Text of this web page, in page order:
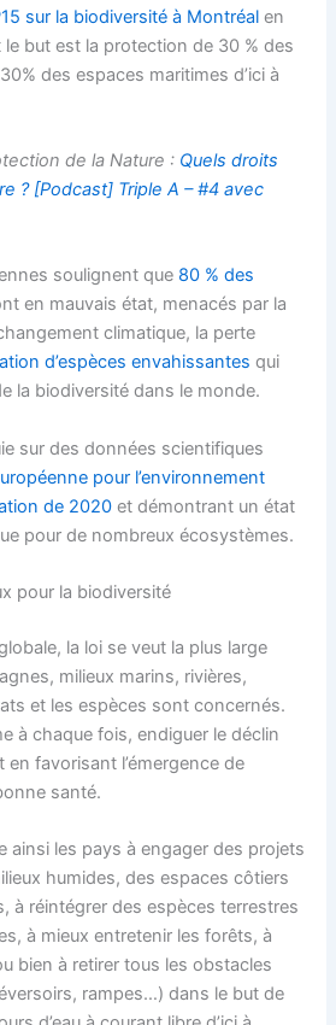
sur la biodiversité à Montréal en
but est la protection de 30 % des
des espaces maritimes d’ici à
de la Nature : Quels droits
? [Podcast] Triple A – #4 avec
soulignent que 80 % des
en mauvais état, menacés par la
climatique, la perte
d’espèces envahissantes qui
la biodiversité dans le monde.
sur des données scientifiques
pour l’environnement
de 2020 et démontrant un état
pour de nombreux écosystèmes.
pour la biodiversité
la loi se veut la plus large
milieux marins, rivières,
et les espèces sont concernés.
à chaque fois, endiguer le déclin
favorisant l’émergence de
santé.
ainsi les pays à engager des projets
humides, des espaces côtiers
à réintégrer des espèces terrestres
à mieux entretenir les forêts, à
bien à retirer tous les obstacles
rampes…) dans le but de